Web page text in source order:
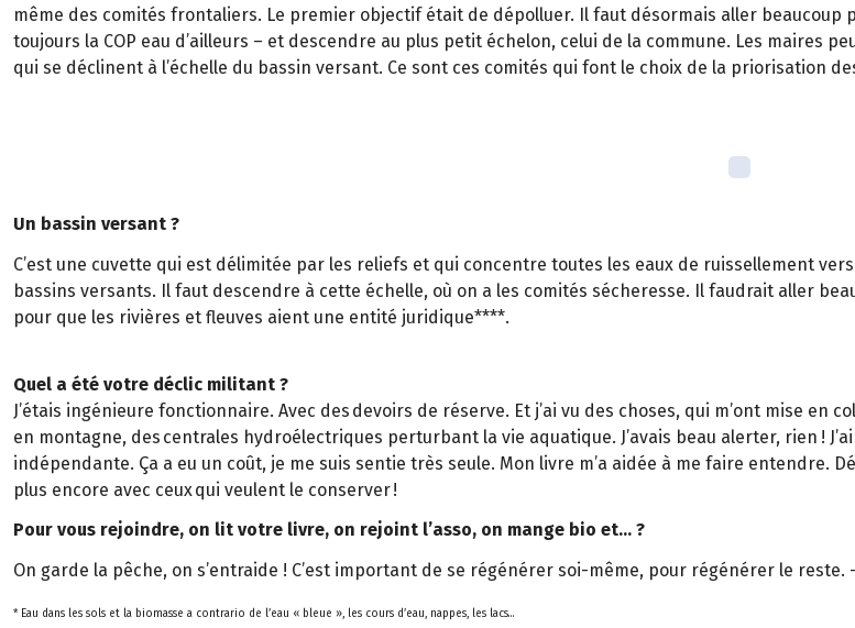
même des comités frontaliers. Le premier objectif était de dépolluer. Il faut désormais aller
toujours la COP eau d’ailleurs – et descendre au plus petit échelon, celui de la commune. Les maires
qui se déclinent à l’échelle du bassin versant. Ce sont ces comités qui font le choix de la priorisation
Un bassin versant ?
C’est une cuvette qui est délimitée par les reliefs et qui concentre toutes les eaux de ruissellement
bassins versants. Il faut descendre à cette échelle, où on a les comités sécheresse. Il faudrait aller
pour que les rivières et fleuves aient une entité juridique****.
Quel a été votre déclic militant ?
J’étais ingénieure fonctionnaire. Avec des devoirs de réserve. Et j’ai vu des choses, qui m’ont mise
en montagne, des centrales hydroélectriques perturbant la vie aquatique. J’avais beau alerter, rien !
indépendante. Ça a eu un coût, je me suis sentie très seule. Mon livre m’a aidée à me faire entendre.
plus encore avec ceux qui veulent le conserver !
Pour vous rejoindre, on lit votre livre, on rejoint l’asso, on mange bio et… ?
On garde la pêche, on s’entraide ! C’est important de se régénérer soi-même, pour régénérer le reste.
* Eau dans les sols et la biomasse a contrario de l’eau « bleue », les cours d’eau, nappes, les lacs...